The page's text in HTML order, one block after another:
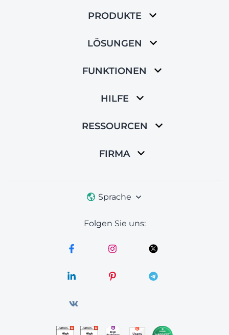
PRODUKTE
LÖSUNGEN
FUNKTIONEN
HILFE
RESSOURCEN
FIRMA
Sprache
Folgen Sie uns: